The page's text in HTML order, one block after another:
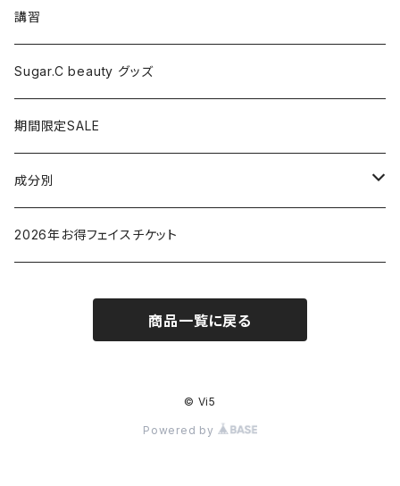
マッサージ
ドライヤー
脱毛器
クレイツ
講習
Sugar.C beauty グッズ
期間限定SALE
成分別
ヒアルロン酸
バクチオイル（レチノール）
2026年お得フェイスチケット
商品一覧に戻る
© Vi5
Powered by